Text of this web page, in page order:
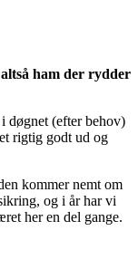
ham der rydder
døgnet (efter behov)
rigtig godt ud og
kommer nemt om
og i år har vi
her en del gange.